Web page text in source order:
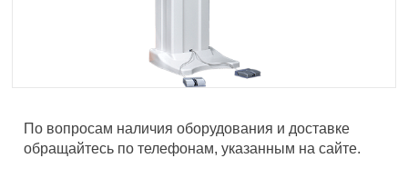
По вопросам наличия оборудования и доставке
обращайтесь по телефонам, указанным на сайте.